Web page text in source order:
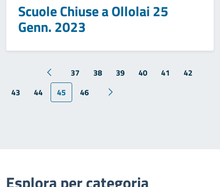
Scuole Chiuse a Ollolai 25
Genn. 2023
37 38 39 40 41
42
43
44 45 46